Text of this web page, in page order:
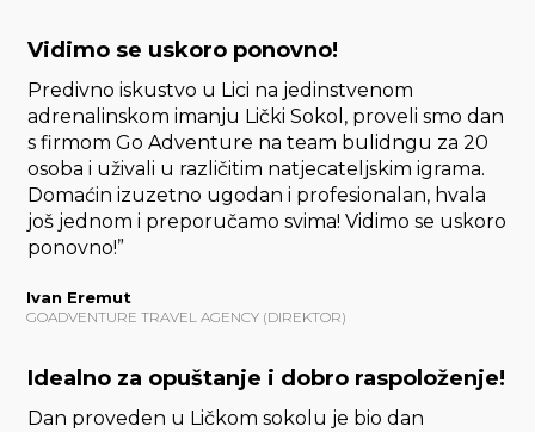
Vidimo se uskoro ponovno!
Predivno iskustvo u Lici na jedinstvenom
adrenalinskom imanju Lički Sokol, proveli smo dan
s firmom Go Adventure na team bulidngu za 20
osoba i uživali u različitim natjecateljskim igrama.
Domaćin izuzetno ugodan i profesionalan, hvala
još jednom i preporučamo svima! Vidimo se uskoro
ponovno!”
Ivan Eremut
GOADVENTURE TRAVEL AGENCY (DIREKTOR)
Idealno za opuštanje i dobro raspoloženje!
Dan proveden u Ličkom sokolu je bio dan